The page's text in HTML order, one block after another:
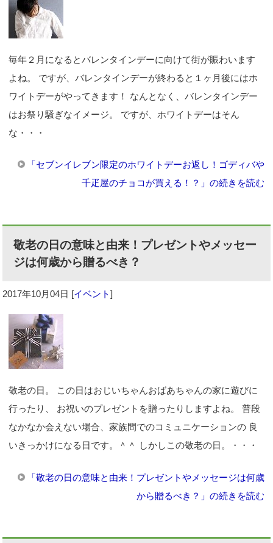
毎年２月になるとバレンタインデーに向けて街が賑わいます
よね。 ですが、バレンタインデーが終わると１ヶ月後にはホ
ワイトデーがやってきます！ なんとなく、バレンタインデー
はお祭り騒ぎなイメージ。 ですが、ホワイトデーはそん
な・・・
「セブンイレブン限定のホワイトデーお返し！ゴディバや
千疋屋のチョコが買える！？」の続きを読む
敬老の日の意味と由来！プレゼントやメッセー
ジは何歳から贈るべき？
2017年10月04日 [イベント]
敬老の日。 この日はおじいちゃんおばあちゃんの家に遊びに
行ったり、 お祝いのプレゼントを贈ったりしますよね。 普段
なかなか会えない場合、家族間でのコミュニケーションの 良
いきっかけになる日です。＾＾ しかしこの敬老の日。・・・
「敬老の日の意味と由来！プレゼントやメッセージは何歳
から贈るべき？」の続きを読む